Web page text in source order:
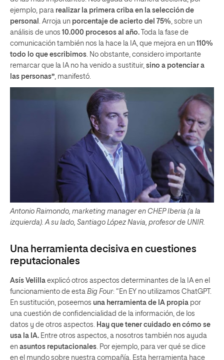
ejemplo, para realizar la primera criba en la selección de
personal . Arroja un porcentaje de acierto del 75%, sobre un
análisis de unos 10.000 procesos al año. Toda la fase de
comunicación también nos la hace la IA, que mejora en un 110%
todo lo que escribimos. No obstante, considero importante
remarcar que la IA no ha venido a sustituir, sino a potenciar a
las personas”, manifestó.
Antonio Raimondo, marketing manager en CHEP Iberia (a la
izquierda). A su lado, Santiago López Navia, profesor de UNIR.
Una herramienta decisiva en cuestiones
reputacionales
Asís Velilla explicó otros aspectos determinantes de la IA en el
funcionamiento de esta Big Four: “En EY no utilizamos ChatGPT.
En sustitución, poseemos una herramienta de IA propia por
una cuestión de confidencialidad de la información, de los
datos y de otros aspectos.
Hay que tener cuidado en cómo se
usa la IA. Entre otros aspectos, a nosotros también nos ayuda
en asuntos reputacionales . Por ejemplo, para ver qué se dice
en el mundo sobre nuestra compañía. Esta herramienta hace